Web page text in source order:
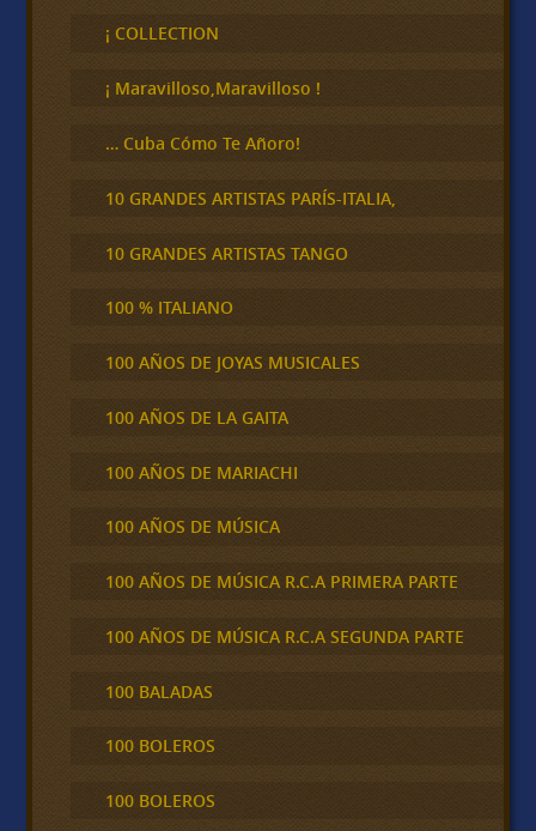
c
a
¡ COLLECTION
¡ Maravilloso,Maravilloso !
… Cuba Cómo Te Añoro!
10 GRANDES ARTISTAS PARÍS-ITALIA,
10 GRANDES ARTISTAS TANGO
100 % ITALIANO
100 AÑOS DE JOYAS MUSICALES
100 AÑOS DE LA GAITA
100 AÑOS DE MARIACHI
100 AÑOS DE MÚSICA
100 AÑOS DE MÚSICA R.C.A PRIMERA PARTE
100 AÑOS DE MÚSICA R.C.A SEGUNDA PARTE
100 BALADAS
100 BOLEROS
100 BOLEROS